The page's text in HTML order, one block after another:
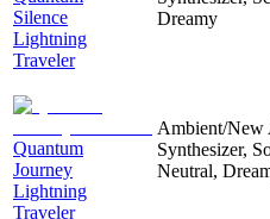
Silence
Lightning
Traveler
Dreamy
Quantum
Journey
Lightning
Traveler
Ambient/New
Synthesizer,
Neutral,